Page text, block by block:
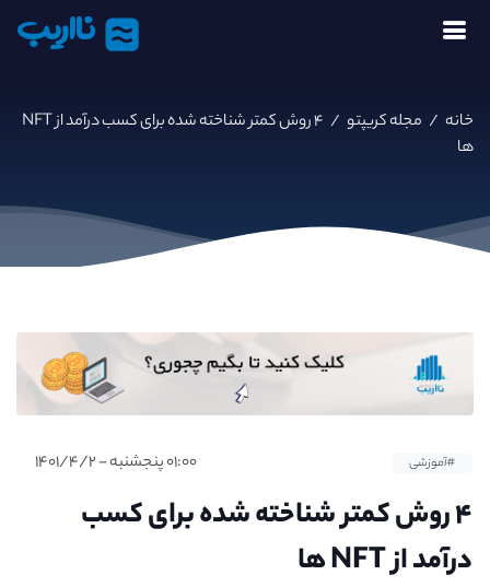
نااریب
خانه / مجله کریپتو /
۴ روش کمتر شناخته شده برای کسب درآمد از NFT
ها
#آموزشی ۰۱:۰۰ پنجشنبه - ۱۴۰۱/۴/۲
۴ روش کمتر شناخته شده برای کسب
درآمد از NFT ها